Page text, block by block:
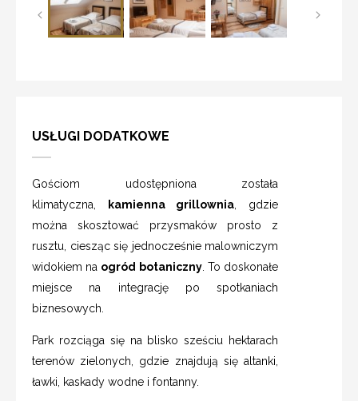
USŁUGI DODATKOWE
Gościom udostępniona została
klimatyczna, kamienna grillownia , gdzie
można skosztować przysmaków prosto z
rusztu, ciesząc się jednocześnie malowniczym
widokiem na ogród botaniczny. To doskonałe
miejsce na integrację po spotkaniach
biznesowych.
Park rozciąga się na blisko sześciu hektarach
terenów zielonych, gdzie znajdują się altanki,
ławki, kaskady wodne i fontanny.